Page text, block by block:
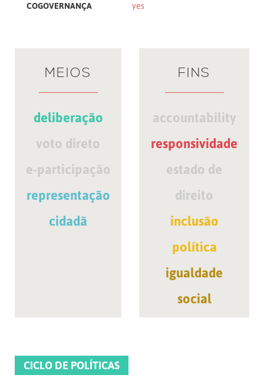
COGOVERNANÇA yes
MEIOS
deliberação
voto direto
e-participação
representação
cidadã
FINS
accountability
responsividade
estado de
direito
inclusão
política
igualdade
social
CICLO DE POLÍTICAS